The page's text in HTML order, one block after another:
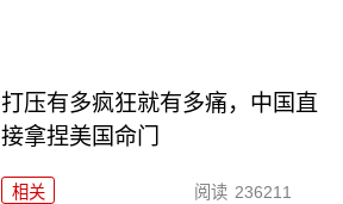
打压有多疯狂就有多痛，中国直
接拿捏美国命门
相关 阅读 236211